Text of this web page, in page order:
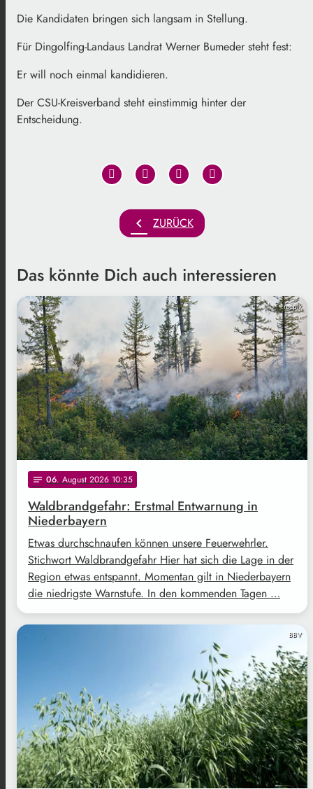
Die Kandidaten bringen sich langsam in Stellung.
Für Dingolfing-Landaus Landrat Werner Bumeder steht fest:
Er will noch einmal kandidieren.
Der CSU-Kreisverband steht einstimmig hinter der
Entscheidung.
chevron_left ZURÜCK
Das könnte Dich auch interessieren
Freepik
notes 06. August 2026 10:35
Waldbrandgefahr: Erstmal Entwarnung in
Niederbayern
Etwas durchschnaufen können unsere Feuerwehrler.
Stichwort Waldbrandgefahr Hier hat sich die Lage in der
Region etwas entspannt. Momentan gilt in Niederbayern
die niedrigste Warnstufe. In den kommenden Tagen …
BBV